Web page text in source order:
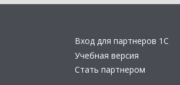
Вход для партнеров 1С
Учебная версия
Стать партнером